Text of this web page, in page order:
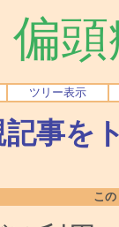
偏
ツリー表示
記事を
こ